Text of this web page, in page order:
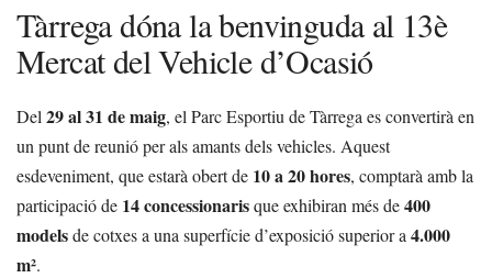
Tàrrega dóna la benvinguda al 13è
Mercat del Vehicle d’Ocasió
Del 29 al 31 de maig, el Parc Esportiu de Tàrrega es convertirà en
un punt de reunió per als amants dels vehicles. Aquest
esdeveniment, que estarà obert de 10 a 20 hores, comptarà amb la
participació de 14 concessionarisque exhibiran més de400
modelsde cotxes a una superfície d’exposició superior a 4.000
m².